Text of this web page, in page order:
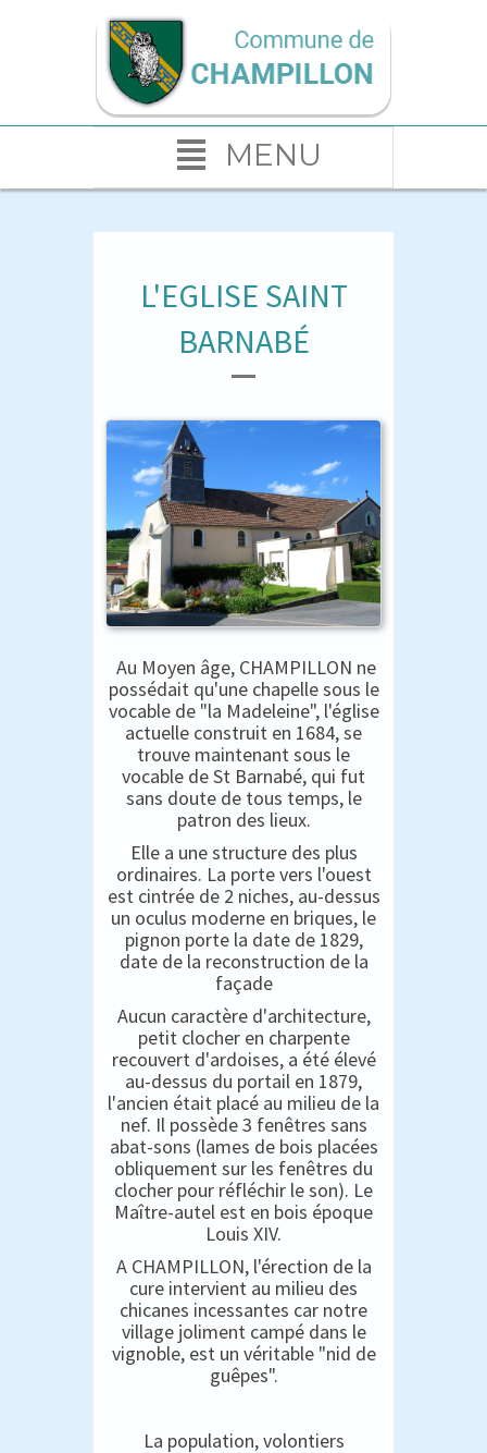
MENU
L'EGLISE SAINT
BARNABÉ
Au Moyen âge, CHAMPILLON ne
possédait qu'une chapelle sous le
vocable de "la Madeleine", l'église
actuelle construit en 1684, se
trouve maintenant sous le
vocable de St Barnabé, qui fut
sans doute de tous temps, le
patron des lieux.
Elle a une structure des plus
ordinaires. La porte vers l'ouest
est cintrée de 2 niches, au-dessus
un oculus moderne en briques, le
pignon porte la date de 1829,
date de la reconstruction de la
façade
Aucun caractère d'architecture,
petit clocher en charpente
recouvert d'ardoises, a été élevé
au-dessus du portail en 1879,
l'ancien était placé au milieu de la
nef. Il possède 3 fenêtres sans
abat-sons (lames de bois placées
obliquement sur les fenêtres du
clocher pour réfléchir le son). Le
Maître-autel est en bois époque
Louis XIV.
A CHAMPILLON, l'érection de la
cure intervient au milieu des
chicanes incessantes car notre
village joliment campé dans le
vignoble, est un véritable "nid de
guêpes".
La population, volontiers